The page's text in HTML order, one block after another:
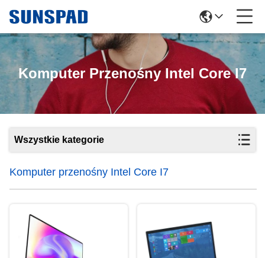
Komputer Przenośny Intel Core I7
Wszystkie kategorie
Komputer przenośny Intel Core I7